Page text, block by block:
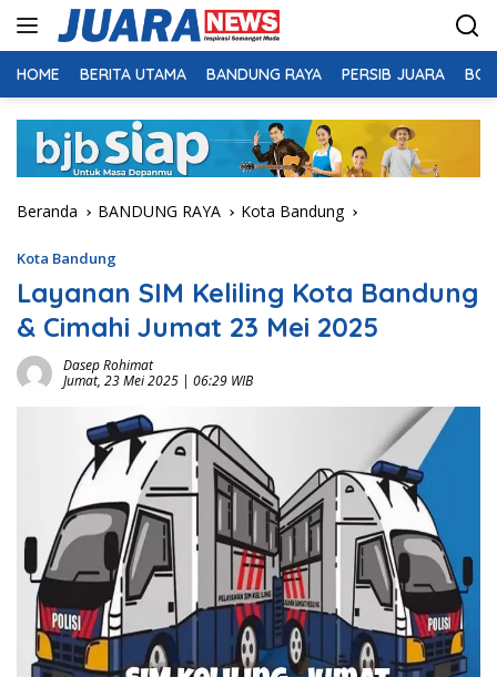
HOME BERITA UTAMA BANDUNG RAYA PERSIB JUARA
Beranda BANDUNG RAYA Kota Bandung
Kota Bandung
Layanan SIM Keliling Kota Bandung
& Cimahi Jumat 23 Mei 2025
Dasep Rohimat
Jumat, 23 Mei 2025 | 06:29 WIB